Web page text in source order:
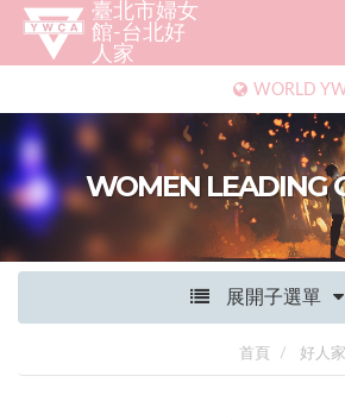
臺北市婦女
館-台北好
人家
WORLD
WOMEN LEADING
展開子選單
首頁 好人